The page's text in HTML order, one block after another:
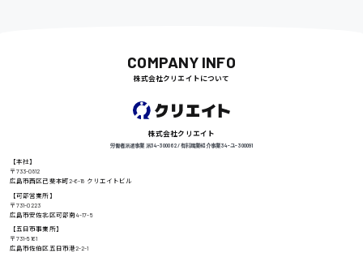
日給8000円〜
COMPANY INFO
株式会社クリエイトについて
株式会社クリエイト
労働者派遣事業 派34-300062 / 有料職業紹介事業 34-ユ-300091
【本社】
〒733-0812
広島市西区己斐本町2-6-18 クリエイトビル
【可部営業所】
〒731-0223
広島市安佐北区可部南4-17-5
【五日市事業所】
〒731-5161
広島市佐伯区五日市港2-2-1